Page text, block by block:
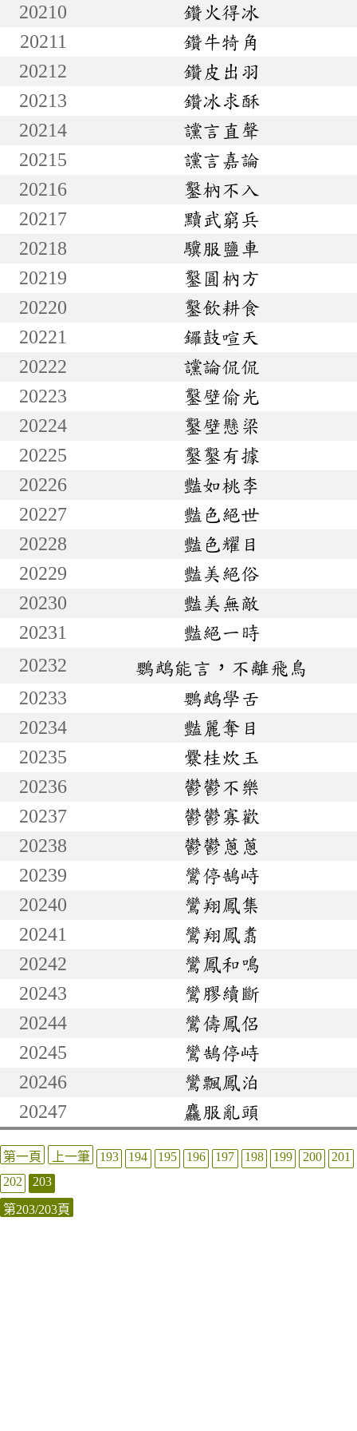
20210
鑽火得冰
20211
鑽牛犄角
20212
鑽皮出羽
20213
鑽冰求酥
20214
讜言直聲
20215
讜言嘉論
20216
鑿枘不入
20217
黷武窮兵
20218
驥服鹽車
20219
鑿圓枘方
20220
鑿飲耕食
20221
鑼鼓喧天
20222
讜論侃侃
20223
鑿壁偷光
20224
鑿壁懸梁
20225
鑿鑿有據
20226
豔如桃李
20227
豔色絕世
20228
豔色耀目
20229
豔美絕俗
20230
豔美無敵
20231
豔絕一時
20232
鸚鵡能言，不離飛鳥
20233
鸚鵡學舌
20234
豔麗奪目
20235
爨桂炊玉
20236
鬱鬱不樂
20237
鬱鬱寡歡
20238
鬱鬱蔥蔥
20239
鸞停鵠峙
20240
鸞翔鳳集
20241
鸞翔鳳翥
20242
鸞鳳和鳴
20243
鸞膠續斷
20244
鸞儔鳳侶
20245
鸞鵠停峙
20246
鸞飄鳳泊
20247
麤服亂頭
第一頁 上一筆 193 194 195 196 197 198 199 200
201
202
203
第203/203頁